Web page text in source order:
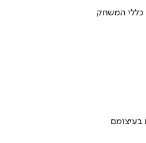
כללי המשחק
בעיצומם